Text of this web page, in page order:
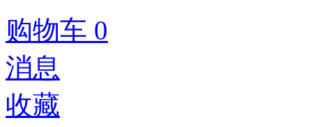
购物车 0
消息
收藏